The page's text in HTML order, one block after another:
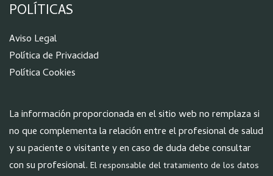
POLÍTICAS
Aviso Legal
Política de Privacidad
Política Cookies
La información proporcionada en el sitio web no remplaza si
no que complementa la relación entre el profesional de salud
y su paciente o visitante y en caso de duda debe consultar
con su profesional. El responsable del tratamiento de los datos